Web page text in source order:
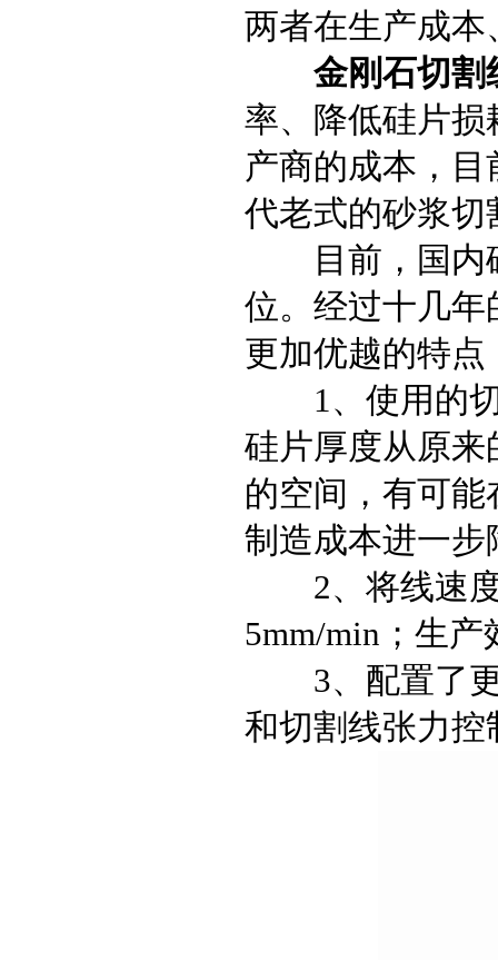
两者在生产成
金刚石切割
率、降低硅片
产商的成本，
代老式的砂浆切
目前，国内硅
位。经过十几
更加优越的特点
1、使用的切
硅片厚度从原来
的空间，有可能
制造成本进一步
2、将线速度
5mm/min；生
3、配置了更
和切割线张力